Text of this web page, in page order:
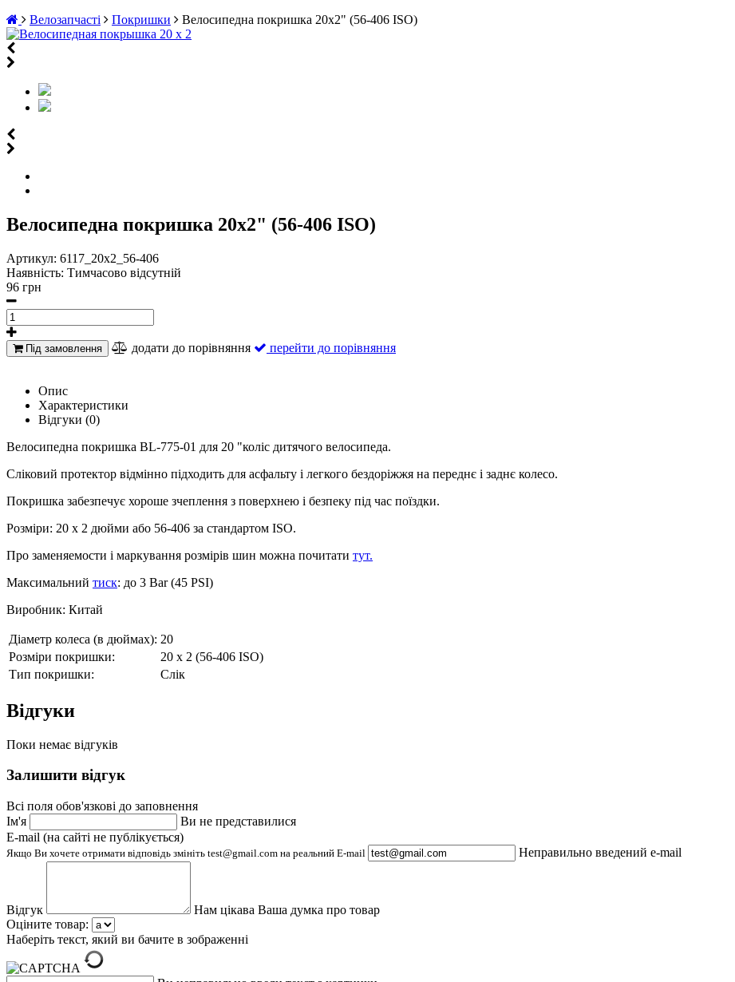
Велозапчасті
Покришки Велосипедна покришка 20х2" (56-406 ISO)
Велосипедна покришка 20х2" (56-406 ISO)
Артикул: 6117_20x2_56-406
Наявність: Тимчасово відсутній
96 грн
Під замовлення додати до порівняння перейти до порівняння
Опис
Характеристики
Відгуки (0)
Велосипедна покришка BL-775-01 для 20 "коліс дитячого велосипеда.
Сліковий протектор відмінно підходить для асфальту і легкого бездоріжжя на переднє і заднє колесо.
Покришка забезпечує хороше зчеплення з поверхнею і безпеку під час поїздки.
Розміри: 20 х 2 дюйми або 56-406 за стандартом ISO.
Про заменяемости і маркування розмірів шин можна почитати тут.
Максимальний тиск: до 3 Bar (45 PSI)
Виробник: Китай
Діаметр колеса (в дюймах): 20
Розміри покришки:
20 х 2 (56-406 ISO)
Тип покришки:
Слік
Відгуки
Поки немає відгуків
Залишити відгук
Всі поля обов'язкові до заповнення
Ім'я
Ви не представилися
E-mail (на сайті не публікується)
Якщо Ви хочете отримати відповідь змініть test@gmail.com на реальний E-mail Неправильно введений e-mail
Відгук
Нам цікава Ваша думка про товар
Оціните товар:
Наберіть текст, який ви бачите в зображенні